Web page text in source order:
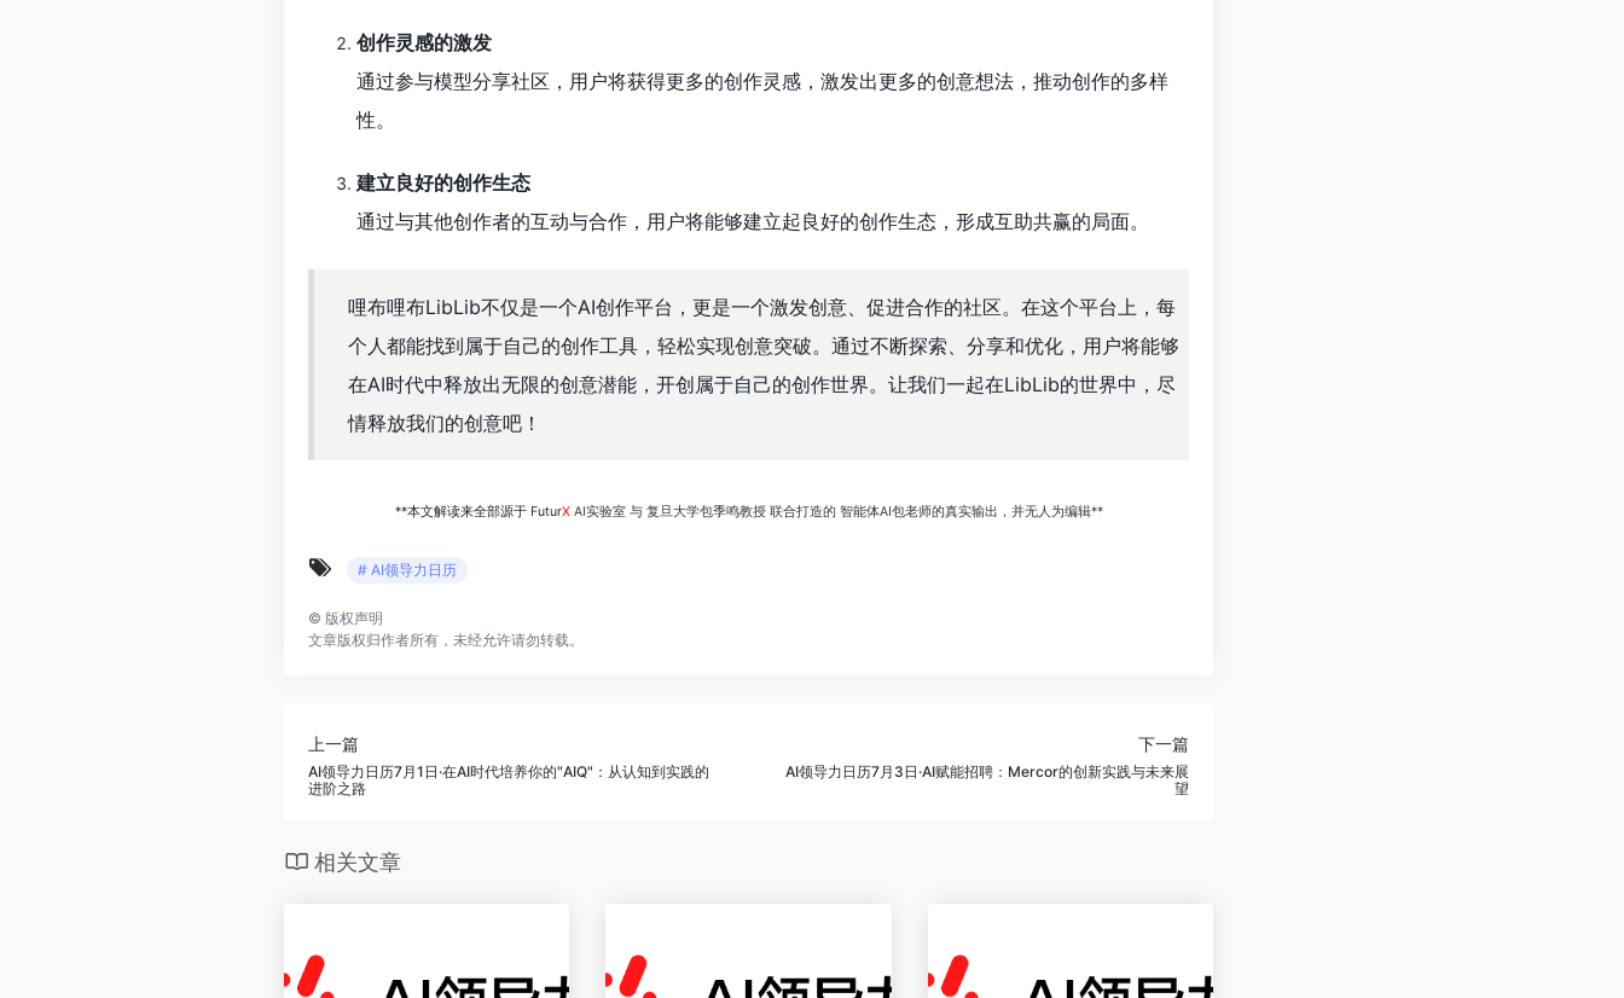
创作灵感的激发
通过参与模型分享社区，用户将获得更多的创作灵感，激发出更多的创意想法，推动创作的多样
性。
建立良好的创作生态
通过与其他创作者的互动与合作，用户将能够建立起良好的创作生态，形成互助共赢的局面。
哩布哩布LibLib不仅是一个AI创作平台，更是一个激发创意、促进合作的社区。在这个平台上，每
个人都能找到属于自己的创作工具，轻松实现创意突破。通过不断探索、分享和优化，用户将能够
在AI时代中释放出无限的创意潜能，开创属于自己的创作世界。让我们一起在LibLib的世界中，尽
情释放我们的创意吧！
**本文解读来全部源于 FuturXAI实验室 与 复旦大学包季鸣教授 联合打造的 智能体AI包老师的真实输出，并无人为编辑**
# AI领导力日历
© 版权声明
文章版权归作者所有，未经允许请勿转载。
上一篇
AI领导力日历7月1日·在AI时代培养你的"AIQ"：从认知到实践的
进阶之路
下一篇
AI领导力日历7月3日·AI赋能招聘：Mercor的创新实践与未来展
望
相关文章